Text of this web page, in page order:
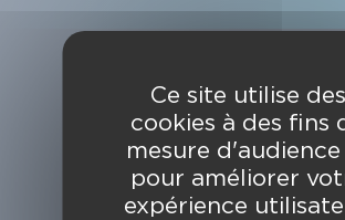
Ce site utilise des
cookies à des fins
mesure
pour améliorer
expérience